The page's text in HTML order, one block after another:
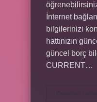
İnternet
bilgilerinizi
hattınızın
güncel borç
CURRENT…